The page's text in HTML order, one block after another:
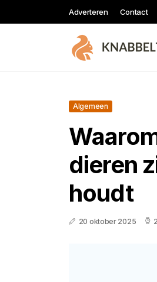
Adverteren Contact
Algemeen
dieren
houdt
20 oktober 2025